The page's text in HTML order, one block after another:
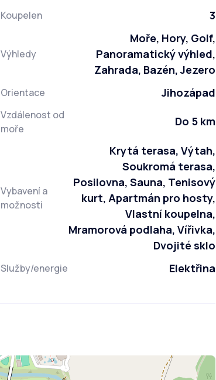
Koupelen 3
Výhledy
Moře, Hory, Golf,
Panoramatický výhled,
Zahrada, Bazén, Jezero
Orientace Jihozápad
Vzdálenost od
moře
Do 5 km
Vybavení a
možnosti
Krytá terasa, Výtah,
Soukromá terasa,
Posilovna, Sauna, Tenisový
kurt, Apartmán pro hosty,
Vlastní koupelna,
Mramorová podlaha, Vířivka,
Dvojité sklo
Služby/energie Elektřina